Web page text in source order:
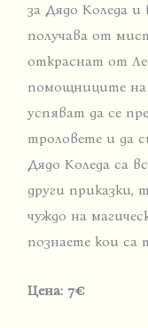
за Дядо Коледа
получава от
откраснат от
помощниците на
успяват да се
троловете и да
Дядо Коледа са
други приказки,
чуждо на
познаете кои са
Цена: 7€